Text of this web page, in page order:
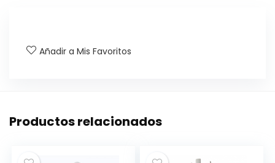
Añadir a Mis Favoritos
Productos relacionados